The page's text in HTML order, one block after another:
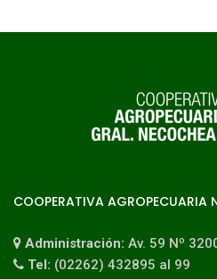
COOPERATIVA AGROPECUARIA
Administración: Av. 59 Nº
Tel: (02262) 432895 al 99